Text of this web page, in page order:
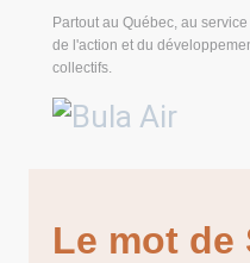
Partout au Québec, au service
de l'action et du
collectifs.
Le mot de